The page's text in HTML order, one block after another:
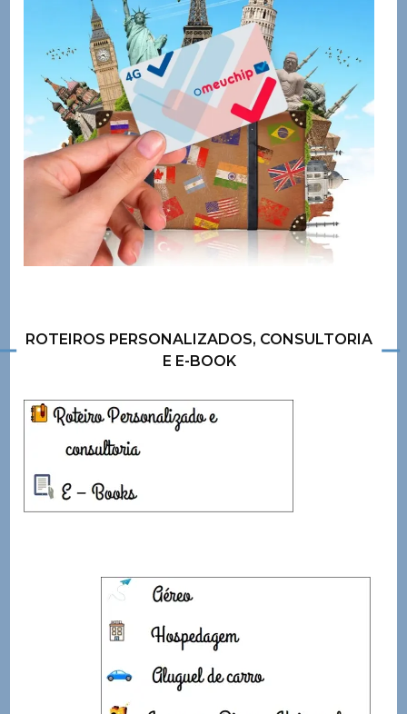
ROTEIROS PERSONALIZADOS, CONSULTORIA
E E-BOOK